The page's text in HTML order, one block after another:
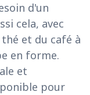
d'un
cela, avec
et du café à
en forme.
et
pour